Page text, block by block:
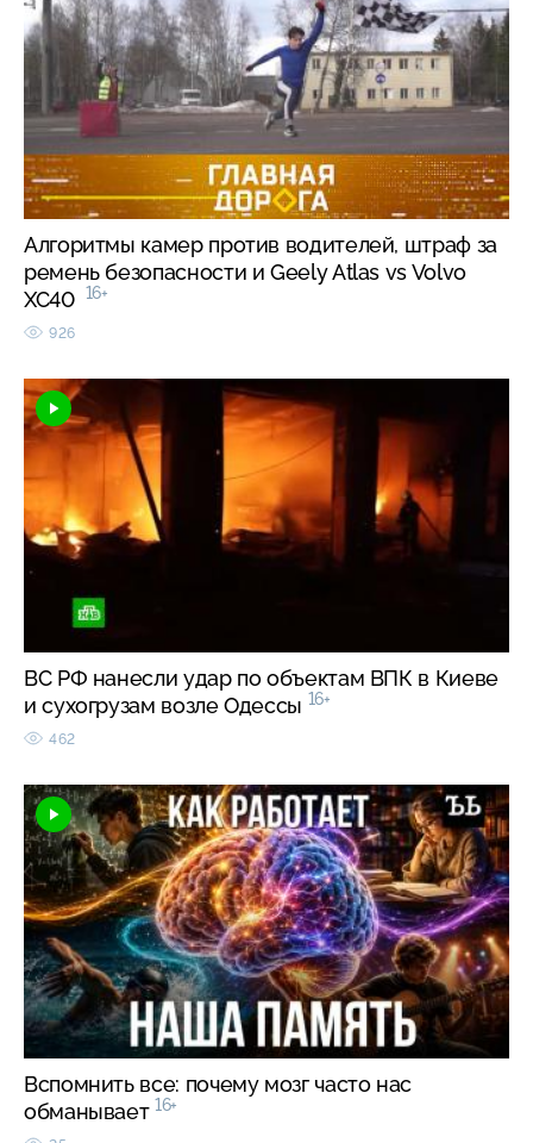
Алгоритмы камер против водителей, штраф за
ремень безопасности и Geely Atlas vs Volvo
XC40 16+
926
ВС РФ нанесли удар по объектам ВПК в Киеве
и сухогрузам возле Одессы 16+
462
Вспомнить все: почему мозг часто нас
обманывает 16+